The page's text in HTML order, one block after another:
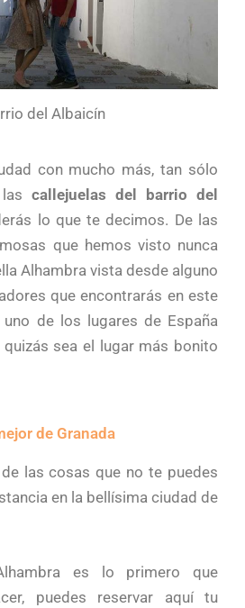
del Albaicín
con mucho más, tan sólo
callejuelas del barrio del
lo que te decimos. De las
que hemos visto nunca
Alhambra vista desde alguno
que encontrarás en este
de los lugares de España
sea el lugar más bonito
de Granada
las cosas que no te puedes
en la bellísima ciudad de
es lo primero que
puedes reservar aquí tu